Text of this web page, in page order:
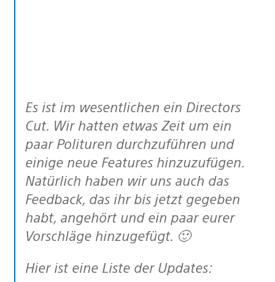
Es ist im wesentlichen ein Directors
Cut. Wir hatten etwas Zeit um ein
paar Polituren durchzuführen und
einige neue Features hinzuzufügen.
Natürlich haben wir uns auch das
Feedback, das ihr bis jetzt gegeben
habt, angehört und ein paar eurer
Vorschläge hinzugefügt. 🙂
Hier ist eine Liste der Updates: